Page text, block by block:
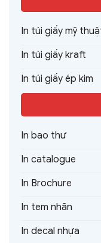
In túi giấy mỹ
In túi giấy kraft
In túi giấy ép kim
In bao thư
In catalogue
In Brochure
In tem nhãn
In decal nhựa